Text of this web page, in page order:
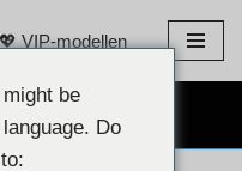
💖 VIP-modellen
be
Do